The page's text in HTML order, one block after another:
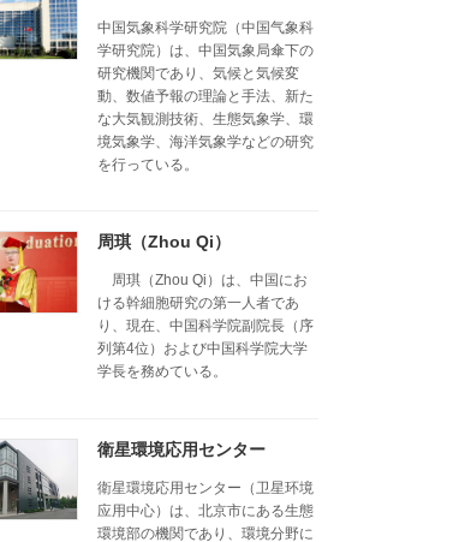
中国気象科学研究院（中国气象科
学研究院）は、中国気象局傘下の
研究機関であり、気候と気候変
動、数値予報の理論と手法、新た
な大気観測技術、生態気象学、環
境気象学、海洋気象学などの研究
を行っている。
周琪（Zhou Qi）
周琪（Zhou Qi）は、中国にお
ける幹細胞研究の第一人者であ
り、現在、中国科学院副院長（序
列第4位）および中国科学院大学
学長を務めている。
衛星環境応用センター
衛星環境応用センター（卫星环境
应用中心）は、北京市にある生態
環境部の機関であり、環境分野に